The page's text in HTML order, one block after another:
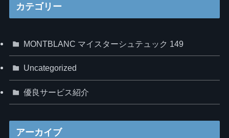
カテゴリー
MONTBLANC マイスターシュテュック 149
Uncategorized
優良サービス紹介
アーカイブ